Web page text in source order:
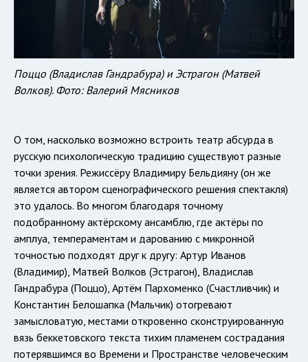
Поццо (Владислав Гандрабура) и Эстрагон (Матвей
Волков). Фото: Валерий Мясников
О том, насколько возможно встроить театр абсурда в
русскую психологическую традицию существуют разные
точки зрения. Режиссёру Владимиру Бельдияну (он же
является автором сценографического решения спектакля)
это удалось. Во многом благодаря точному
подобранному актёрскому ансамблю, где актёры по
амплуа, темпераментам и дарованию с микронной
точностью подходят друг к другу: Артур Иванов
(Владимир), Матвей Волков (Эстрагон), Владислав
Гандрабура (Поццо), Артём Пархоменко (Счастливчик) и
Константин Белошапка (Мальчик) отогревают
замысловатую, местами откровенно сконструированную
вязь беккетовского текста тихим пламенем сострадания
потерявшимся во Времени и Пространстве человеческим